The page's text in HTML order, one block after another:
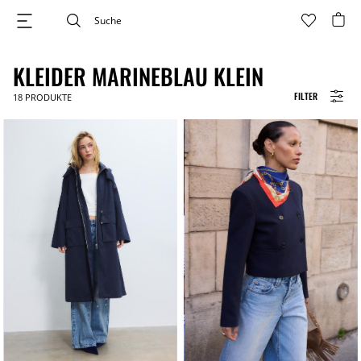
FILTER
KLEIDER MARINEBLAU KLEIN
18 PRODUKTE